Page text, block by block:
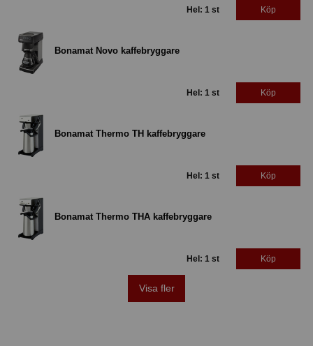
Hel: 1 st Köp
Bonamat Novo kaffebryggare
Hel: 1 st Köp
Bonamat Thermo TH kaffebryggare
Hel: 1 st Köp
Bonamat Thermo THA kaffebryggare
Hel: 1 st Köp
Visa fler